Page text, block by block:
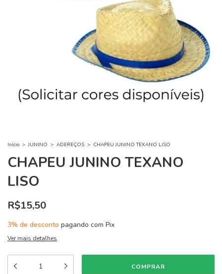
Início > JUNINO > ADEREÇOS > CHAPEU JUNINO TEXANO LISO
CHAPEU JUNINO TEXANO
LISO
R$15,50
3% de desconto pagando com Pix
Ver mais detalhes